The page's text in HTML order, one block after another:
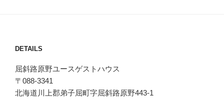
DETAILS
屈斜路原野ユースゲストハウス
〒088-3341
北海道川上郡弟子屈町字屈斜路原野443-1